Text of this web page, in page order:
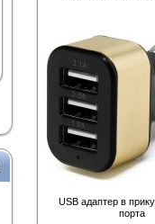
651 руб.
USB адаптер в
порта